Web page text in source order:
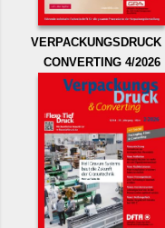
VERPACKUNGSDRUCK
CONVERTING 4/2026